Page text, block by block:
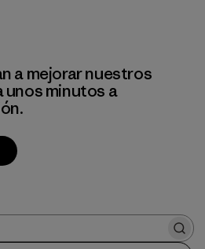
a mejorar nuestros
minutos a